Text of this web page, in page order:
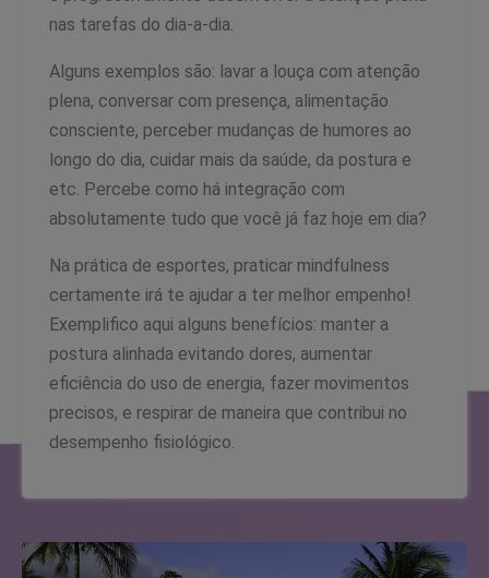
nas tarefas do dia-a-dia.
Alguns exemplos são: lavar a louça com atenção
plena, conversar com presença, alimentação
consciente, perceber mudanças de humores ao
longo do dia, cuidar mais da saúde, da postura e
etc. Percebe como há integração com
absolutamente tudo que você já faz hoje em dia?
Na prática de esportes, praticar mindfulness
certamente irá te ajudar a ter melhor empenho!
Exemplifico aqui alguns benefícios: manter a
postura alinhada evitando dores, aumentar
eficiência do uso de energia, fazer movimentos
precisos, e respirar de maneira que contribui no
desempenho fisiológico.